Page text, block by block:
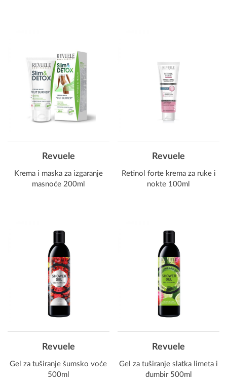
Revuele
Krema i maska za izgaranje
masnoće 200ml
Revuele
Retinol forte krema za ruke i
nokte 100ml
Revuele
Gel za tuširanje šumsko voće
500ml
Revuele
Gel za tuširanje slatka limeta i
đumbir 500ml